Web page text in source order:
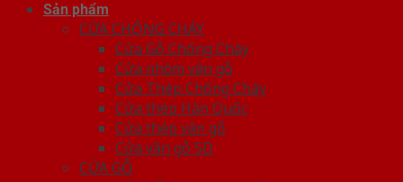
Sản phẩm
CỬA CHỐNG CHÁY
Cửa Gỗ Chống Cháy
Cửa nhôm vân gỗ
Cửa Thép Chống Cháy
Cửa thép Hàn Quốc
Cửa thép vân gỗ
Cửa vân gỗ 5D
CỬA GỖ